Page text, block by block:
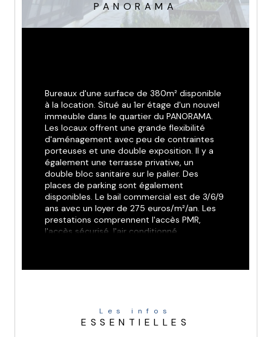
PANORAMA
Les infos
ESSENTIELLES
Bureaux d'une surface de 380m² disponible
à la location. Situé au 1er étage d'un nouvel
immeuble dans le quartier du PANORAMA.
Les locaux offrent une grande flexibilité
d'aménagement avec peu de contraintes
porteuses et une double exposition. Il y a
également une terrasse privative, un
double bloc sanitaire sur le palier. Des
places de parking sont également
disponibles. Le bail commercial est de 3/6/9
ans avec un loyer de 275 euros/m²/an. Les
prestations comprennent l'accès PMR,
l'accès sécurisé, l'air conditionné,
Les locaux seront disponibles après accord.